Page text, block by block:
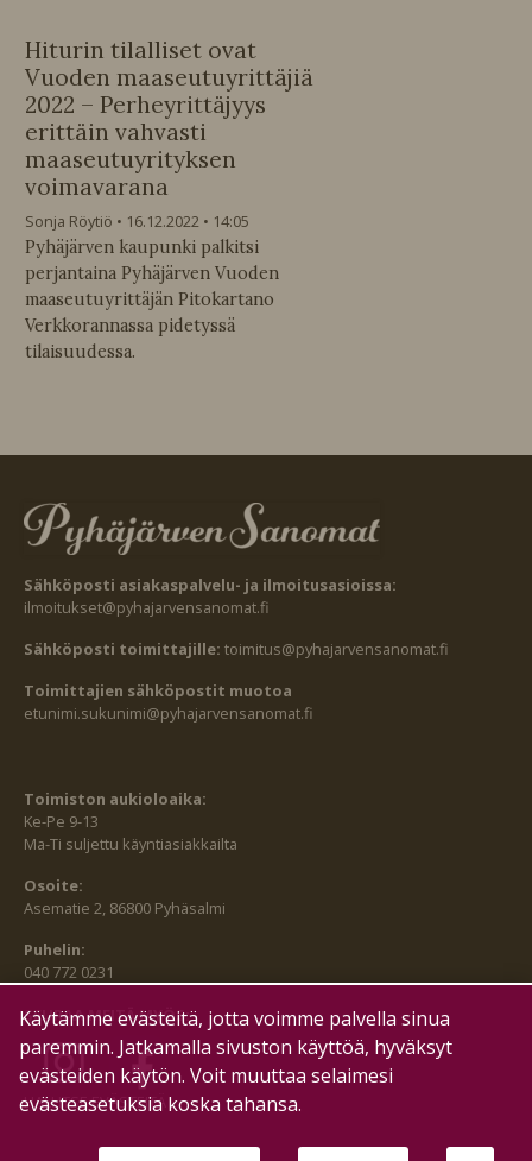
Hiturin tilalliset ovat
Vuoden maaseutuyrittäjiä
2022 – Perheyrittäjyys
erittäin vahvasti
maaseutuyrityksen
voimavarana
Sonja Röytiö 16.12.2022
14:05
Pyhäjärven kaupunki palkitsi
perjantaina Pyhäjärven Vuoden
maaseutuyrittäjän Pitokartano
Verkkorannassa pidetyssä
tilaisuudessa.
Sähköposti asiakaspalvelu- ja ilmoitusasioissa:
ilmoitukset@pyhajarvensanomat.fi
Sähköposti toimittajille: toimitus@pyhajarvensanomat.fi
Toimittajien sähköpostit muotoa
etunimi.sukunimi@pyhajarvensanomat.fi
Toimiston aukioloaika:
Ke-Pe 9-13
Ma-Ti suljettu käyntiasiakkailta
Osoite:
Asematie 2, 86800 Pyhäsalmi
Puhelin:
040 772 0231
SEURAA MEITÄ MYÖS:
HALLITSE EVÄSTEITÄ
Käytämme evästeitä, jotta voimme palvella sinua
paremmin. Jatkamalla sivuston käyttöä, hyväksyt
evästeiden käytön. Voit muuttaa selaimesi
evästeasetuksia koska tahansa.